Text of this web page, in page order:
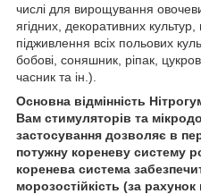
числі для вирощування
ягідних, декоративних
підживлення всіх польових
бобові, соняшник, ріпак,
часник та ін.).
Основна відмінність
Вам стимуляторів та
застосування дозволяє в
потужну кореневу систему
коренева система
морозостійкість (за